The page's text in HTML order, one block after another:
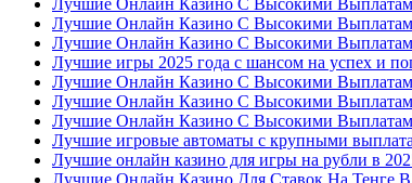
Лучшие Онлайн Казино С Высокими
Лучшие Онлайн Казино С Высокими
Лучшие Онлайн Казино С Высокими
Лучшие игры 2025 года с шансом на успех и
Лучшие Онлайн Казино С Высокими
Лучшие Онлайн Казино С Высокими
Лучшие Онлайн Казино С Высокими
Лучшие игровые автоматы с крупными
Лучшие онлайн казино для игры на рубли в